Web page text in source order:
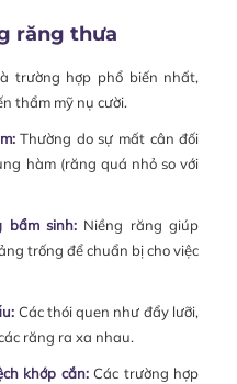
răng thưa
trường hợp phổ biến nhất,
thẩm mỹ nụ cười.
Thường do sự mất cân đối
hàm (răng quá nhỏ so với
bẩm sinh: Niềng răng giúp
trống để chuẩn bị cho việc
Các thói quen như đẩy lưỡi,
răng ra xa nhau.
khớp cắn:Các trường hợp